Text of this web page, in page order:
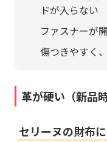
ドが入らない
ファスナーが
傷つきやすく
革が硬い（新品時
セリーヌの財布